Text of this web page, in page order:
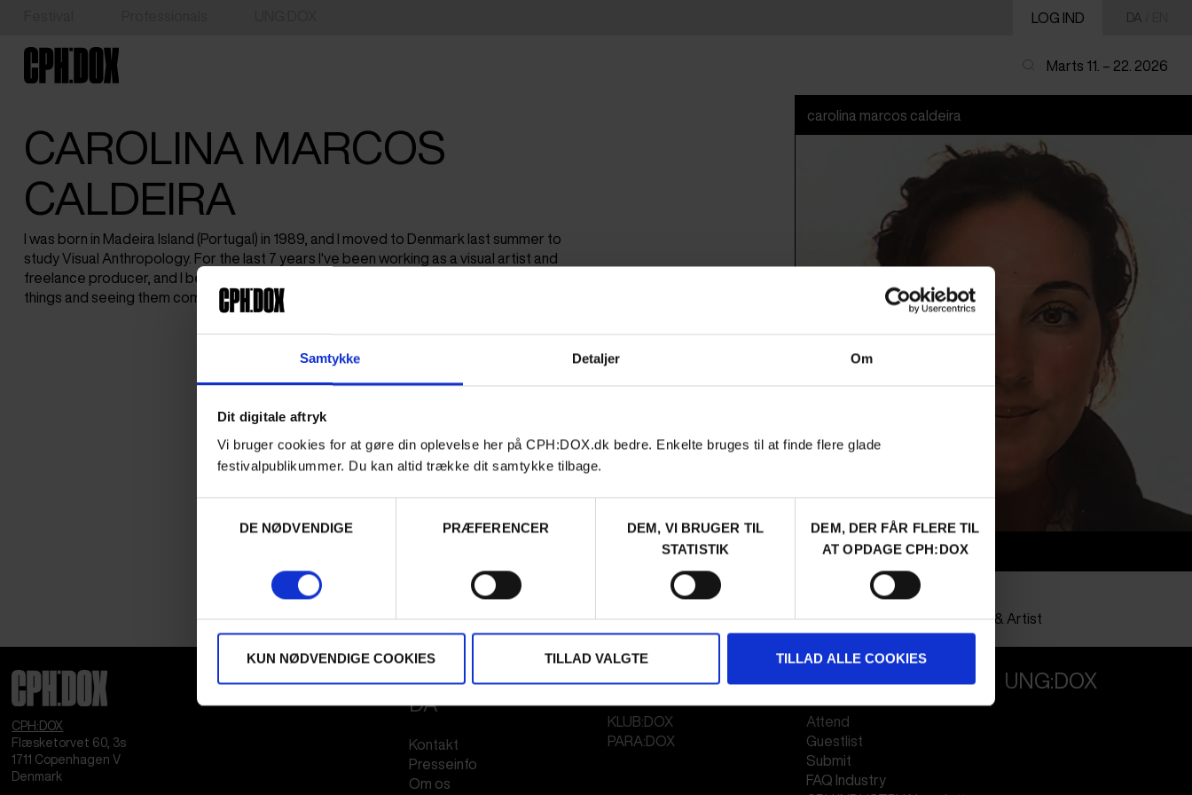
Samtykke Detaljer Om
Dit digitale aftryk
Vi bruger cookies for at gøre din oplevelse her på CPH:DOX.dk bedre. Enkelte bruges til at finde flere glade
festivalpublikummer. Du kan altid trække dit samtykke tilbage.
DE NØDVENDIGE
PRÆFERENCER
DEM, VI BRUGER TIL
STATISTIK
DEM, DER FÅR FLERE TIL
AT OPDAGE CPH:DOX
KUN NØDVENDIGE COOKIES TILLAD VALGTE TILLAD ALLE COOKIES
LOG IND DA
Marts 11. – 22. 2026
CAROLINA MARCOS
CALDEIRA
I was born in Madeira Island (Portugal) in 1989, and I moved to Denmark last summer to
study Visual Anthropology. For the last 7 years I've been working as a visual artist and
freelance producer, and I believe that nothing comes close to the feeling of creating
things and seeing them come to life.
carolina marcos caldeira
Info
Nationalitet
Profession
Producer& Artist
CPH:DOX
Flæsketorvet 60, 3s
1711 Copenhagen V
Denmark
FESTIVAL 2026
DA
Kontakt
Presseinfo
Om os
STREAMING
KLUB:DOX
PARA:DOX
PROFESSIONALS
Attend
Guestlist
Submit
FAQ Industry
UNG:DOX